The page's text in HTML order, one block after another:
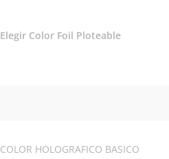
Elegir Color Foil Ploteable
COLOR HOLOGRAFICO BASICO